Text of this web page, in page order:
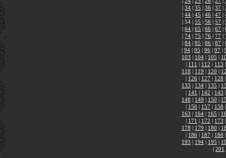
| 34 | 35 | 36 | 37 |
| 44 | 45 | 46 | 47 |
| 54 | 55 | 56 | 57 |
| 64 | 65 | 66 | 67 |
| 74 | 75 | 76 | 77 |
| 84 | 85 | 86 | 87 |
| 94 | 95 | 96 | 97 |
103 | 104 | 105 |
| 111 | 112 | 113 |
118 | 119 | 120 |
| 126 | 127 | 128 |
133 | 134 | 135 |
| 141 | 142 | 143 |
148 | 149 | 150 |
| 156 | 157 | 158 |
163 | 164 | 165 |
| 171 | 172 | 173 |
178 | 179 | 180 |
| 186 | 187 | 188 |
193 | 194 | 195 |
| 201